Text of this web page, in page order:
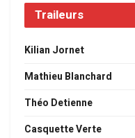
Traileurs
Kilian Jornet
Mathieu Blanchard
Théo Detienne
Casquette Verte